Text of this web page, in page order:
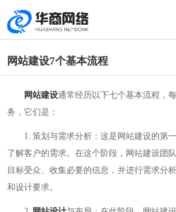
网站建设7个基本流程
网站建设通常经历以下七个基本流程，
务，它们是：
1. 策划与需求分析：这是网站建设的第一
了解客户的需求。在这个阶段，网站建设团
目标受众、收集必要的信息，并进行需求分
和设计要求。